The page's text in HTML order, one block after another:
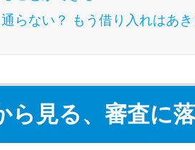
らない？ もう借り入れはあき
ら見る、審査に